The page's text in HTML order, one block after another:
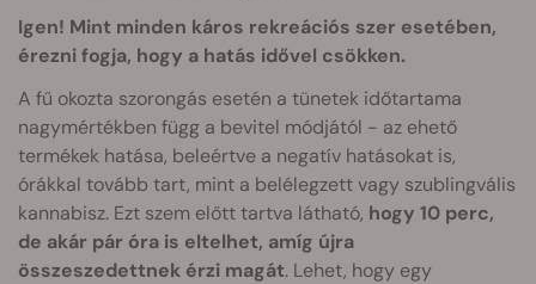
Igen! Mint minden káros rekreációs szer esetében,
érezni fogja, hogy a hatás idővel csökken.
A fű okozta szorongás esetén a tünetek időtartama
nagymértékben függ a bevitel módjától - az ehető
termékek hatása, beleértve a negatív hatásokat is,
órákkal tovább tart, mint a belélegzett vagy szublingvális
kannabisz. Ezt szem előtt tartva látható, hogy 10 perc,
de akár pár óra is eltelhet, amíg újra
összeszedettnek érzi magát. Lehet, hogy egy